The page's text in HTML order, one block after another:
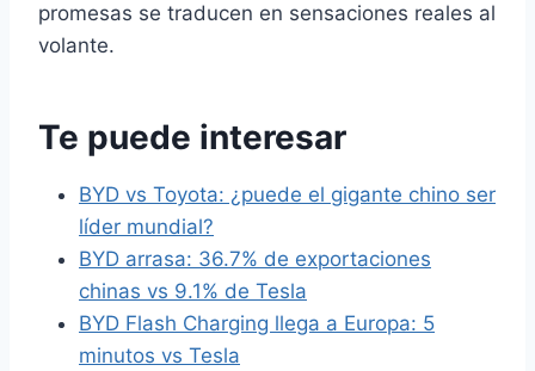
promesas se traducen en sensaciones reales al
volante.
Te puede interesar
BYD vs Toyota: ¿puede el gigante chino ser
líder mundial?
BYD arrasa: 36.7% de exportaciones
chinas vs 9.1% de Tesla
BYD Flash Charging llega a Europa: 5
minutos vs Tesla